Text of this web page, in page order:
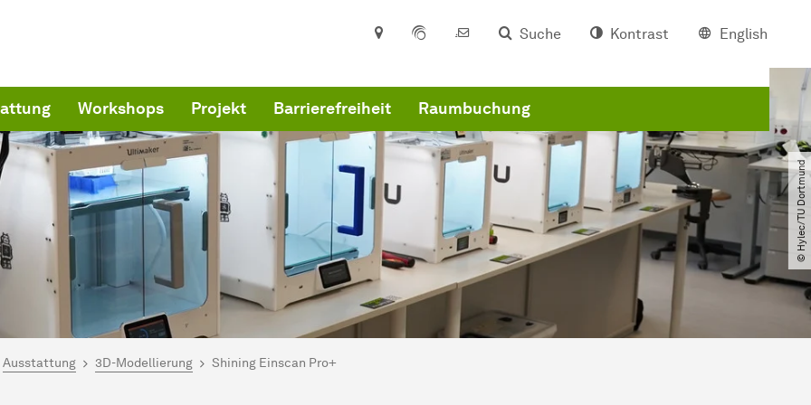
Suche Kontrast English
Workshops Projekt Barrierefreiheit Raumbuchung
© Hylec​/​TU Dortmund
hier:
Ausstattung 3D-Modellierung Shining Einscan Pro+